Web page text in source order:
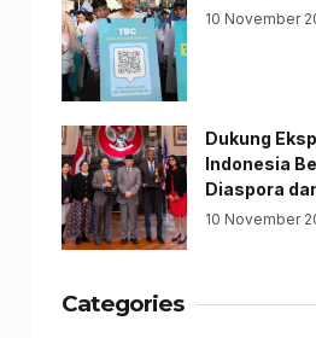
10 November
Dukung
Indonesia
Diaspora
10 November
Categories